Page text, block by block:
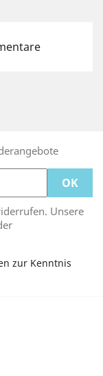
Unsere
zur Kenntnis